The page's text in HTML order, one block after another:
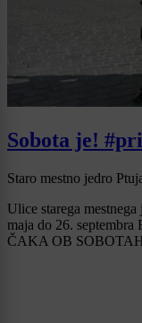
Sobota je!
Staro mestno jedro
Ulice starega
maja do 26.
ČAKA OB